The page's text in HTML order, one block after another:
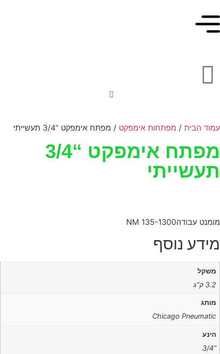
עמוד הבית / מפתחות אימפקט / מפתח אימפקט “3/4 תעשייתי
מפתח אימפקט “3/4
תעשייתי
מומנט‭ ‬עבודה‭ NM ‬135-1300‭ ‬
מידע נוסף
משקל
3.2 ק"ג
מותג
Chicago Pneumatic
הינע
“3/4